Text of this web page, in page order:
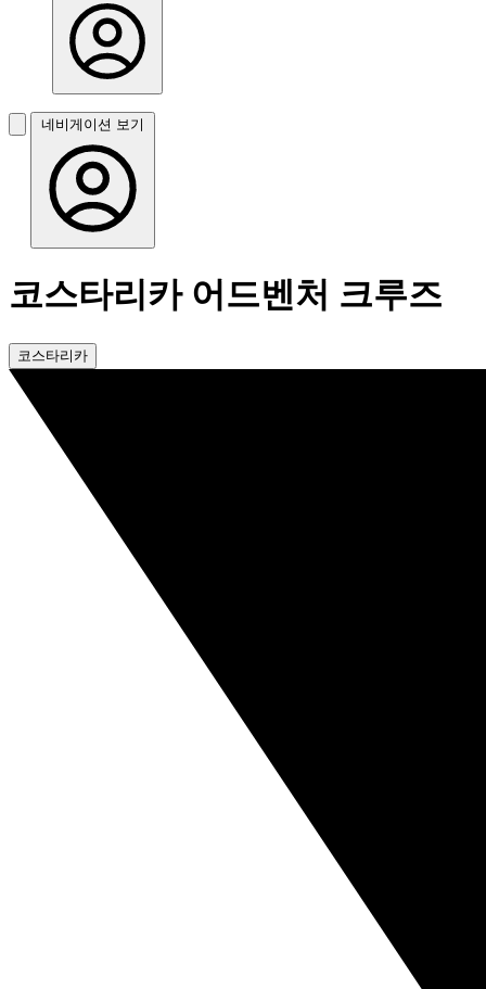
네비게이션 보기
코스타리카 어드벤처 크루즈
코스타리카